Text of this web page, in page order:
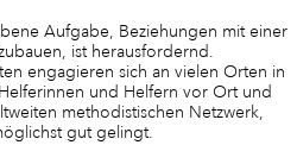
Aufgabe, Beziehungen mit einer
ist herausfordernd.
engagieren sich an vielen Orten in
und Helfern vor Ort und
methodistischen Netzwerk,
gut gelingt.